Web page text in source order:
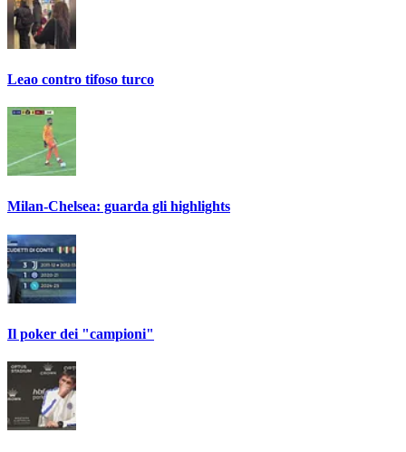
Leao contro tifoso turco
Milan-Chelsea: guarda gli highlights
Il poker dei "campioni"